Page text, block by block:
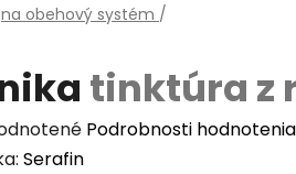
na obehový systém /
tinktúra z
Podrobnosti hodnotenia
Serafin